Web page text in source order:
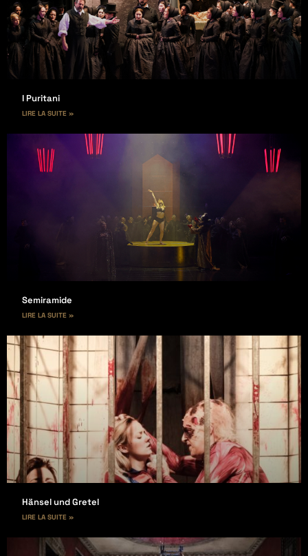
I Puritani
LIRE LA SUITE »
Semiramide
LIRE LA SUITE »
Hänsel und Gretel
LIRE LA SUITE »